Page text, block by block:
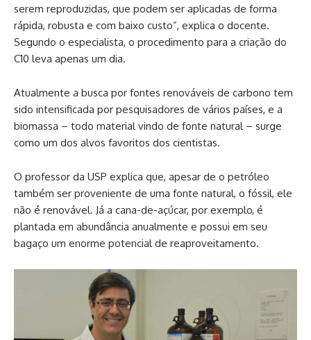
serem reproduzidas, que podem ser aplicadas de forma
rápida, robusta e com baixo custo”, explica o docente.
Segundo o especialista, o procedimento para a criação do
C10 leva apenas um dia.
Atualmente a busca por fontes renováveis de carbono tem
sido intensificada por pesquisadores de vários países, e a
biomassa – todo material vindo de fonte natural – surge
como um dos alvos favoritos dos cientistas.
O professor da USP explica que, apesar de o petróleo
também ser proveniente de uma fonte natural, o fóssil, ele
não é renovável. Já a cana-de-açúcar, por exemplo, é
plantada em abundância anualmente e possui em seu
bagaço um enorme potencial de reaproveitamento.